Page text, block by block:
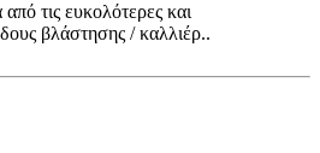
τις ευκολότερες και
βλάστησης / καλλιέρ..